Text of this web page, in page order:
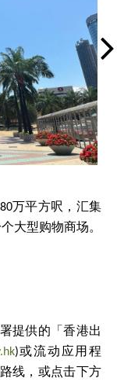
万平方呎，汇集
大型购物商场。
提供的「香港出
)或流动应用程
线，或点击下方